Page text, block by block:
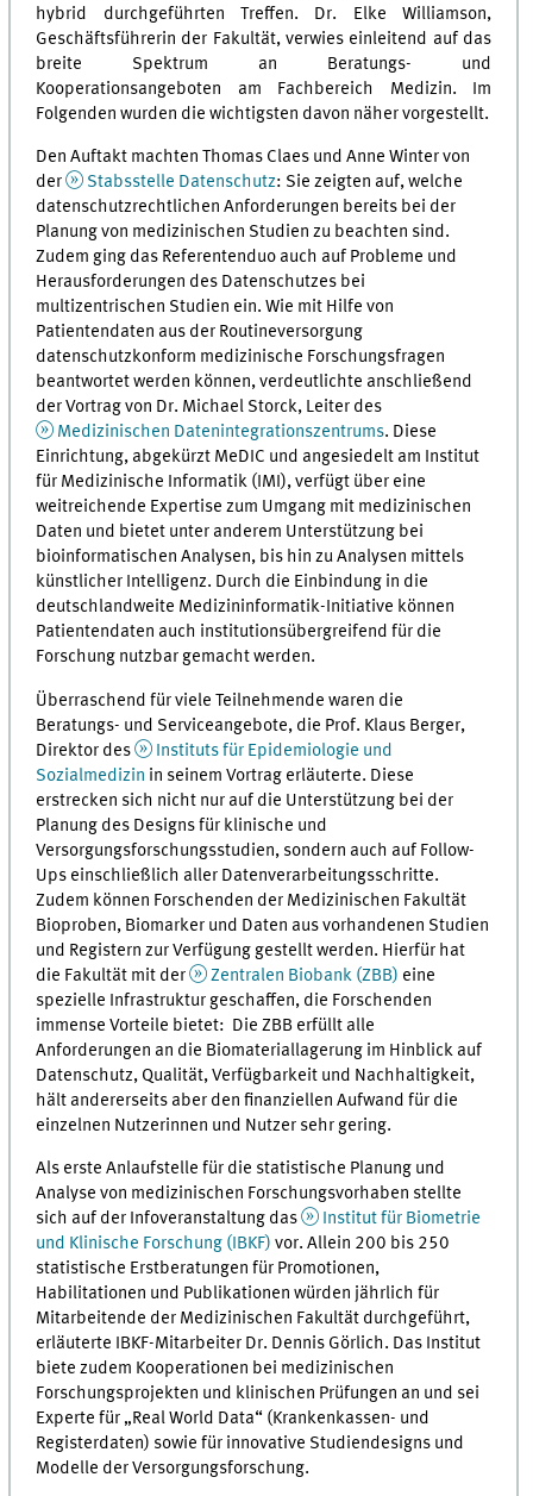
hybrid durchgeführten Treffen. Dr. Elke Williamson,
Geschäftsführerin der Fakultät, verwies einleitend auf das
breite Spektrum an Beratungs- und
Kooperationsangeboten am Fachbereich Medizin. Im
Folgenden wurden die wichtigsten davon näher vorgestellt.
Den Auftakt machten Thomas Claes und Anne Winter von
der
Stabsstelle Datenschutz: Sie zeigten auf, welche
datenschutzrechtlichen Anforderungen bereits bei der
Planung von medizinischen Studien zu beachten sind.
Zudem ging das Referentenduo auch auf Probleme und
Herausforderungen des Datenschutzes bei
multizentrischen Studien ein. Wie mit Hilfe von
Patientendaten aus der Routineversorgung
datenschutzkonform medizinische Forschungsfragen
beantwortet werden können, verdeutlichte anschließend
der Vortrag von Dr. Michael Storck, Leiter des
Medizinischen Datenintegrationszentrums. Diese
Einrichtung, abgekürzt MeDIC und angesiedelt am Institut
für Medizinische Informatik (IMI), verfügt über eine
weitreichende Expertise zum Umgang mit medizinischen
Daten und bietet unter anderem Unterstützung bei
bioinformatischen Analysen, bis hin zu Analysen mittels
künstlicher Intelligenz. Durch die Einbindung in die
deutschlandweite Medizininformatik-Initiative können
Patientendaten auch institutionsübergreifend für die
Forschung nutzbar gemacht werden.
Überraschend für viele Teilnehmende waren die
Beratungs- und Serviceangebote, die Prof. Klaus Berger,
Direktor des
Instituts für Epidemiologie und
Sozialmedizin in seinem Vortrag erläuterte. Diese
erstrecken sich nicht nur auf die Unterstützung bei der
Planung des Designs für klinische und
Versorgungsforschungsstudien, sondern auch auf Follow-
Ups einschließlich aller Datenverarbeitungsschritte.
Zudem können Forschenden der Medizinischen Fakultät
Bioproben, Biomarker und Daten aus vorhandenen Studien
und Registern zur Verfügung gestellt werden. Hierfür hat
die Fakultät mit der
Zentralen Biobank (ZBB) eine
spezielle Infrastruktur geschaffen, die Forschenden
immense Vorteile bietet: Die ZBB erfüllt alle
Anforderungen an die Biomateriallagerung im Hinblick auf
Datenschutz, Qualität, Verfügbarkeit und Nachhaltigkeit,
hält andererseits aber den finanziellen Aufwand für die
einzelnen Nutzerinnen und Nutzer sehr gering.
Als erste Anlaufstelle für die statistische Planung und
Analyse von medizinischen Forschungsvorhaben stellte
sich auf der Infoveranstaltung das
Institut für Biometrie
und Klinische Forschung (IBKF) vor. Allein 200 bis 250
statistische Erstberatungen für Promotionen,
Habilitationen und Publikationen würden jährlich für
Mitarbeitende der Medizinischen Fakultät durchgeführt,
erläuterte IBKF-Mitarbeiter Dr. Dennis Görlich. Das Institut
biete zudem Kooperationen bei medizinischen
Forschungsprojekten und klinischen Prüfungen an und sei
Experte für „Real World Data“ (Krankenkassen- und
Registerdaten) sowie für innovative Studiendesigns und
Modelle der Versorgungsforschung.